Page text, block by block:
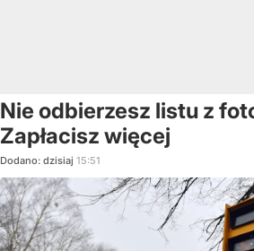
Nie odbierzesz listu z
Zapłacisz więcej
Dodano: dzisiaj 15:51